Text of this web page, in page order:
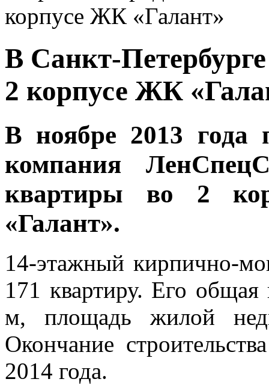
В Санкт-
2 корпусе ЖК
В ноябре 2013
компания
квартиры во 2
«Галант».
14-этажный кирпично-
171 квартиру. Его
м, площадь жилой
Окончание
2014 года.